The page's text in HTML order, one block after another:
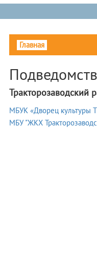
Главная
Тракторозаводский
МБУК «Дворец культуры
МБУ "ЖКХ